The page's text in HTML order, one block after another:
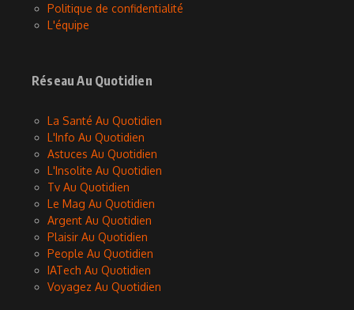
Politique de confidentialité
L'équipe
Réseau Au Quotidien
La Santé Au Quotidien
L'Info Au Quotidien
Astuces Au Quotidien
L'Insolite Au Quotidien
Tv Au Quotidien
Le Mag Au Quotidien
Argent Au Quotidien
Plaisir Au Quotidien
People Au Quotidien
IATech Au Quotidien
Voyagez Au Quotidien